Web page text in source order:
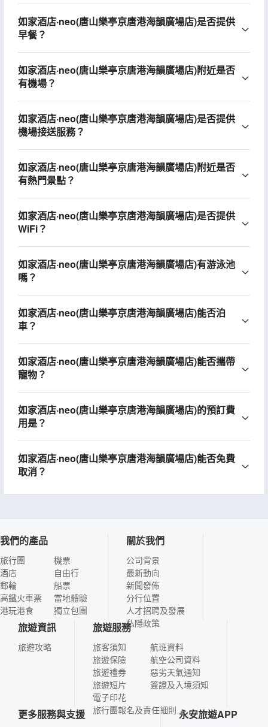
如家酒店·neo(唐山樂亭京唐港海韻廣場店)是否提供
早餐？
如家酒店·neo(唐山樂亭京唐港海韻廣場店)附近是否
有機場？
如家酒店·neo(唐山樂亭京唐港海韻廣場店)是否提供
機場接送服務？
如家酒店·neo(唐山樂亭京唐港海韻廣場店)附近是否
有熱門景點？
如家酒店·neo(唐山樂亭京唐港海韻廣場店)是否提供
WiFi？
如家酒店·neo(唐山樂亭京唐港海韻廣場店)有游泳池
嗎？
如家酒店·neo(唐山樂亭京唐港海韻廣場店)能否泊
車？
如家酒店·neo(唐山樂亭京唐港海韻廣場店)能否攜帶
寵物？
如家酒店·neo(唐山樂亭京唐港海韻廣場店)的預訂費
用是？
如家酒店·neo(唐山樂亭京唐港海韻廣場店)能否免費
取消？
我們的產品
旅行團
酒店
郵輪
高鐵火車票
港玩港食
機票
自由行
船票
當地體驗
獨立包團
關於我們
公司背景
最新動向
新聞發佈
分行位置
人才招聘及發展
私隱政策
旅遊資訊
旅遊攻略
旅遊服務
旅客須知
旅遊保險
旅遊禮券
旅遊短片
電子印花
航班資料
航空公司資料
惡劣天氣通知
簽證及入境須知
旅行團報名及責任細則
更多服務與支援 永安旅遊APP